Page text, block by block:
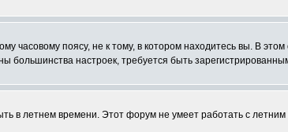
часовому поясу, не к тому, в котором находитесь вы. В
большинства настроек, требуется быть
в летнем времени. Этот форум не умеет работать с